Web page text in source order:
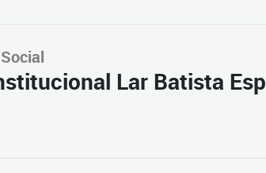
Lar Batista